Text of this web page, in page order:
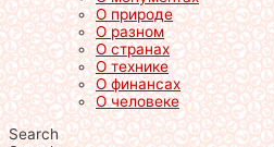
О природе
О разном
О странах
О технике
О финансах
О человеке
Search